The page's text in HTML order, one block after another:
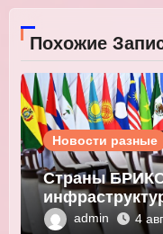
Похожие
Новости разные
Страны
валютadmin 4